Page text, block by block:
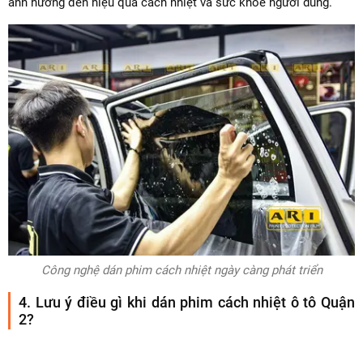
Công nghệ dán phim cách nhiệt ngày càng phát triển
4. Lưu ý điều gì khi dán phim cách nhiệt ô tô Quận
2?